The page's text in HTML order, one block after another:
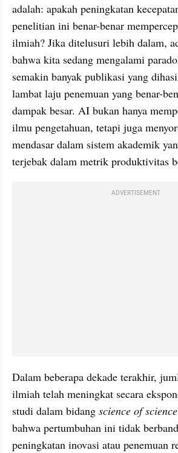
adalah: apakah peningkatan
penelitian ini benar-benar
ilmiah? Jika ditelusuri lebih dalam,
bahwa kita sedang mengalami
semakin banyak publikasi yang
lambat laju penemuan yang benar-
dampak besar. AI bukan hanya
ilmu pengetahuan, tetapi juga
mendasar dalam sistem akademik
terjebak dalam metrik produktivitas
ADVERTISEMENT
Dalam beberapa dekade terakhir,
ilmiah telah meningkat secara
studi dalam bidang science of science
bahwa pertumbuhan ini tidak
peningkatan inovasi atau penemuan